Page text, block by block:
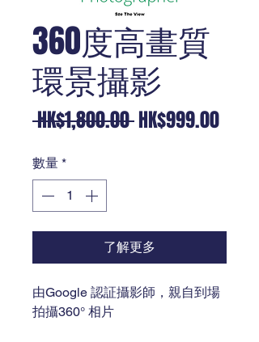
360度高畫質
環景攝影
HK$1,800.00 一
HK$999.00促
數量 *
了解更多
由Google 認証攝影師，親自到場
拍攝360° 相片